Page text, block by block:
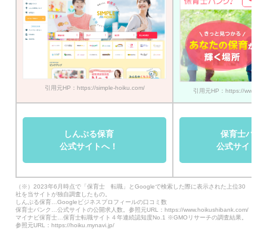
引用元HP：https://simple-hoiku.com/ 引用元HP：https://
しんぷる保育
公式サイトへ！
保育士バン
公式サイト
（※）2023年6月時点で「保育士 転職」とGoogleで検索した際に表示された上位30
社を当サイトが独自調査したもの。
しんぷる保育…Googleビジネスプロフィールの口コミ数
保育士バンク…公式サイトの公開求人数。参照元URL：https://www.hoikushibank.com/
マイナビ保育士…保育士転職サイト４年連続認知度No.1 ※GMOリサーチの調査結果。
参照元URL：https://hoiku.mynavi.jp/